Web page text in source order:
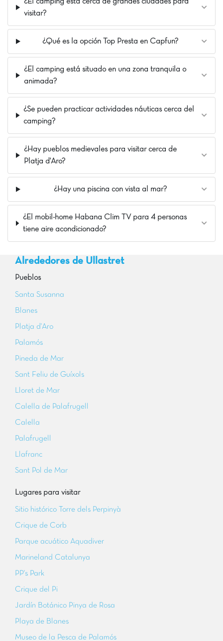
alojamiento favorito: ¡el Raoul 6 con toda su
comodidad, su espacio y su tranquilidad!
Nuestros Extras
A 70 km de Barcelona
Boeing Land
¿El camping está cerca de grandes ciudades para
visitar?
¿Qué es la opción Top Presta en Capfun?
¿El camping está situado en una zona tranquila o
animada?
¿Se pueden practicar actividades náuticas cerca del
camping?
¿Hay pueblos medievales para visitar cerca de
Platja d'Aro?
¿Hay una piscina con vista al mar?
¿El mobil-home Habana Clim TV para 4 personas
tiene aire acondicionado?
Alrededores de Ullastret
Pueblos
Santa Susanna
Blanes
Platja d'Aro
Palamós
Pineda de Mar
Sant Feliu de Guíxols
Lloret de Mar
Calella de Palafrugell
Calella
Palafrugell
Llafranc
Sant Pol de Mar
Lugares para visitar
Sitio histórico Torre dels Perpinyà
Crique de Corb
Parque acuático Aquadiver
Marineland Catalunya
PP's Park
Crique del Pi
Jardín Botánico Pinya de Rosa
Playa de Blanes
Museo de la Pesca de Palamós